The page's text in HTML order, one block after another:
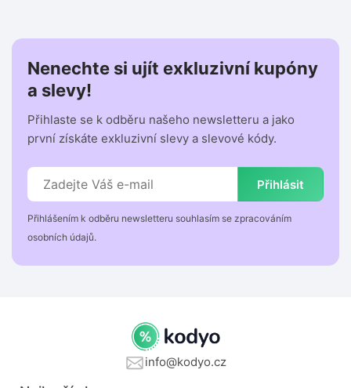
Nenechte si ujít exkluzivní kupóny
a slevy!
Přihlaste se k odběru našeho newsletteru a jako
první získáte exkluzivní slevy a slevové kódy.
Přihlásit
Přihlášením k odběru newsletteru souhlasím se zpracováním
osobních údajů.
info@kodyo.cz